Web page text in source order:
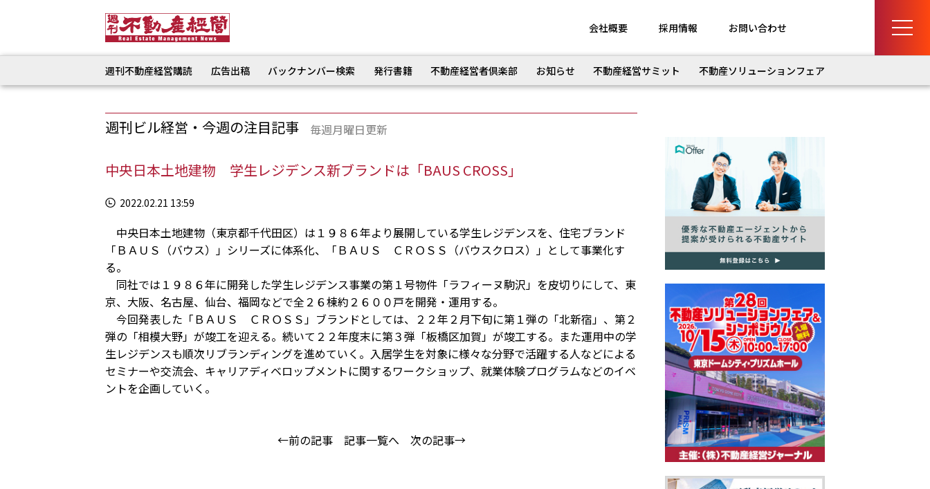
会社概要 採用情報 お問い合わせ
週刊不動産経営購読 広告出稿 バックナンバー検索 発行書籍 不動産経営者倶楽部 お知らせ 不動産経営サミット 不動産ソリューションフェア
週刊ビル経営・今週の注目記事 毎週月曜日更新
中央日本土地建物 学生レジデンス新ブランドは「BAUS CROSS」
2022.02.21 13:59
中央日本土地建物（東京都千代田区）は１９８６年より展開している学生レジデンスを、住宅ブランド
「ＢＡＵＳ（バウス）」シリーズに体系化、「ＢＡＵＳ ＣＲＯＳＳ（バウスクロス）」として事業化す
る。
同社では１９８６年に開発した学生レジデンス事業の第１号物件「ラフィーヌ駒沢」を皮切りにして、東
京、大阪、名古屋、仙台、福岡などで全２６棟約２６００戸を開発・運用する。
今回発表した「ＢＡＵＳ ＣＲＯＳＳ」ブランドとしては、２２年２月下旬に第１弾の「北新宿」、第２
弾の「相模大野」が竣工を迎える。続いて２２年度末に第３弾「板橋区加賀」が竣工する。また運用中の学
生レジデンスも順次リブランディングを進めていく。入居学生を対象に様々な分野で活躍する人などによる
セミナーや交流会、キャリアディベロップメントに関するワークショップ、就業体験プログラムなどのイベ
ントを企画していく。
←前の記事 記事一覧へ 次の記事→